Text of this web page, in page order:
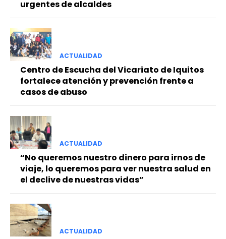
urgentes de alcaldes
ACTUALIDAD
Centro de Escucha del Vicariato de Iquitos
fortalece atención y prevención frente a
casos de abuso
ACTUALIDAD
“No queremos nuestro dinero para irnos de
viaje, lo queremos para ver nuestra salud en
el declive de nuestras vidas”
ACTUALIDAD